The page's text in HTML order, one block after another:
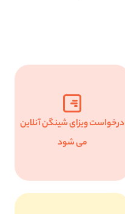
درخواست ویزای شینگن آنلاین
می شود